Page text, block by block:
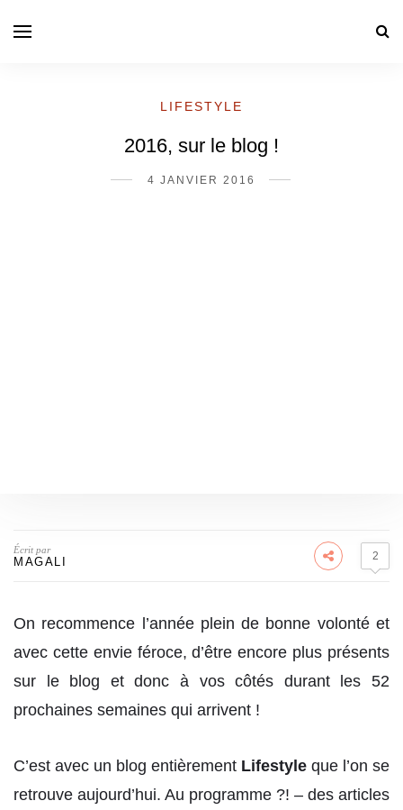
LIFESTYLE
2016, sur le blog !
4 JANVIER 2016
Écrit par
MAGALI 2
On recommence l’année plein de bonne volonté et
avec cette envie féroce, d’être encore plus présents
sur le blog et donc à vos côtés durant les 52
prochaines semaines qui arrivent !
C’est avec un blog entièrement Lifestyle que l’on se
retrouve aujourd’hui. Au programme ?! – des articles